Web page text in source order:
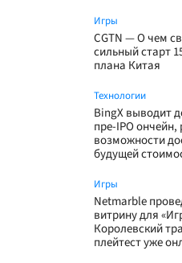
Игры
CGTN — О чем
сильный старт
плана Китая
Технологии
BingX выводит
пре-IPO
возможности
будущей
Игры
Netmarble
витрину для
Королевский
плейтест уже